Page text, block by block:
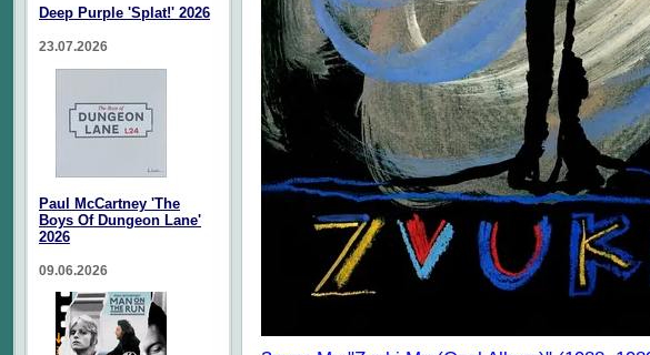
Deep Purple 'Splat!' 2026
23.07.2026
Paul McCartney 'The
Boys Of Dungeon Lane'
2026
09.06.2026